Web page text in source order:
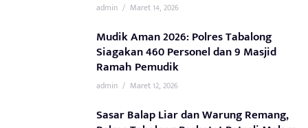
admin / Maret 14, 2026
Mudik Aman 2026: Polres Tabalong
Siagakan 460 Personel dan 9 Masjid
Ramah Pemudik
admin / Maret 12, 2026
Sasar Balap Liar dan Warung Remang,